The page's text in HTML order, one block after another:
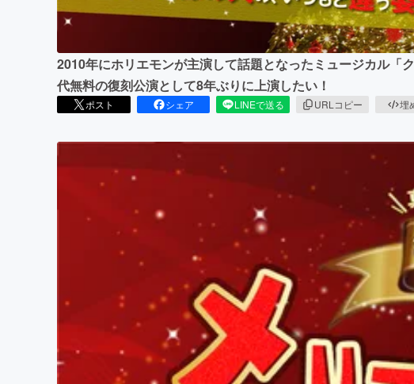
2010年にホリエモンが主演して話題となったミュージカル「
代無料の復刻公演として8年ぶりに上演したい！
ポスト シェア LINEで送る URLコピー 埋